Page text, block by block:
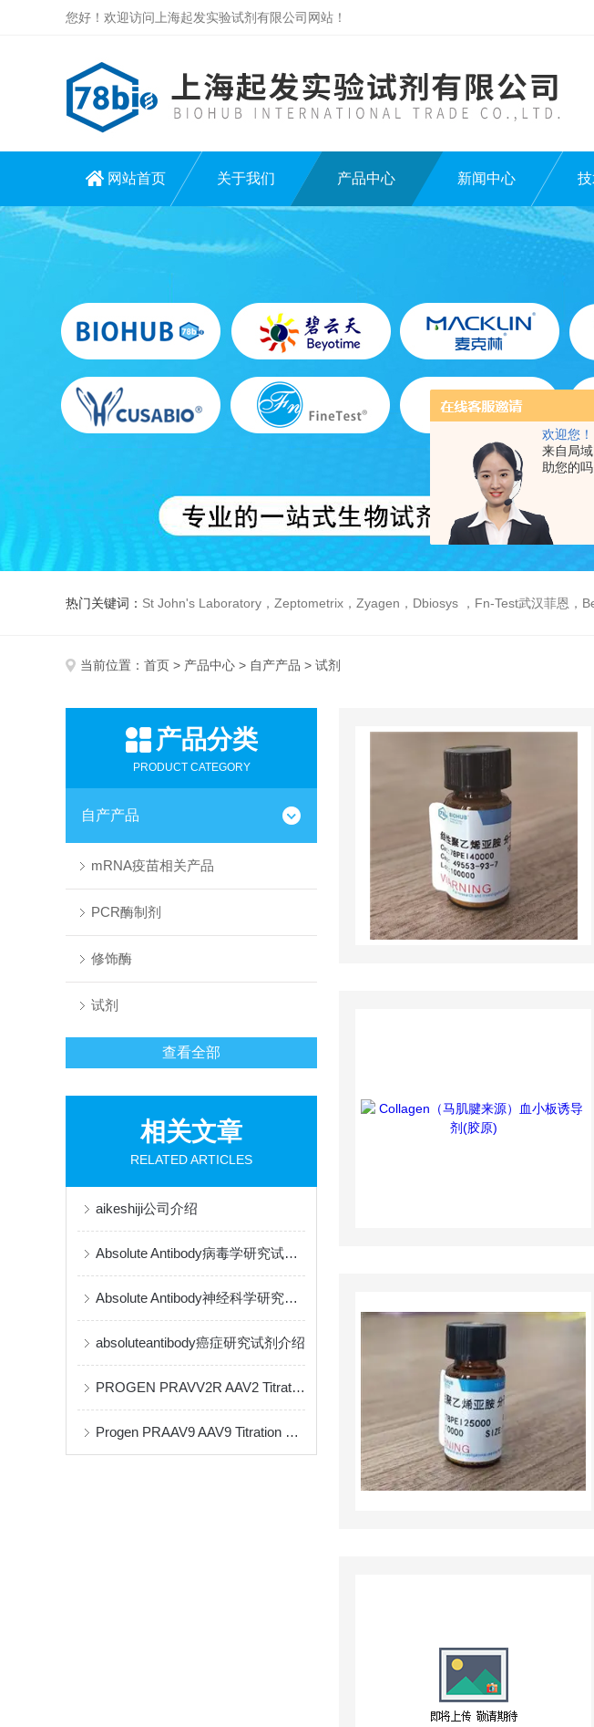
欢迎您！
来自局
助您的吗
您好！欢迎访问上海起发实验试剂有限公司网站！
网站首页 关于我们 产品中心 新闻中心
热门关键词： St John's Laboratory，Zeptometrix，Zyagen，Dbiosys ，Fn-Test武汉菲恩，Beyotime碧云天，Nest无锡耐思，Elabscience伊
当前位置： 首页 > 产品中心 > 自产产品 > 试剂
产品分类
PRODUCT CATEGORY
自产产品
mRNA疫苗相关产品
PCR酶制剂
修饰酶
试剂
查看全部
相关文章
RELATED ARTICLES
aikeshiji公司介绍
Absolute Antibody病毒学研究试剂介绍
Absolute Antibody神经科学研究试剂介绍
absoluteantibody癌症研究试剂介绍
PROGEN PRAVV2R AAV2 Titration ELISA 2.0R试剂盒中文说明
Progen PRAAV9 AAV9 Titration ELISA试剂盒中文介绍